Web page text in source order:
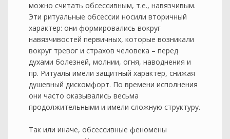
можно считать обсессивным, т.е., навязчивым.
Эти ритуальные обсессии носили вторичный
характер: они формировались вокруг
навязчивостей первичных, которые возникали
вокруг тревог и страхов человека – перед
духами болезней, молнии, огня, наводнения и
пр. Ритуалы имели защитный характер, снижая
душевный дискомфорт. По времени исполнения
они часто оказывались весьма
продолжительными и имели сложную структуру.
Так или иначе, обсессивные феномены